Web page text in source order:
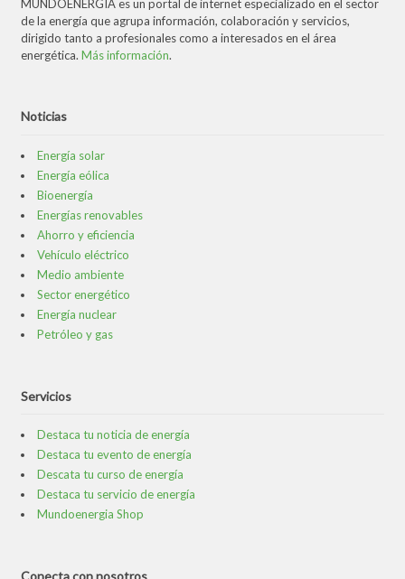
MUNDOENERGÍA es un portal de internet especializado en el sector
de la energía que agrupa información, colaboración y servicios,
dirigido tanto a profesionales como a interesados en el área
energética. Más información.
Noticias
Energía solar
Energía eólica
Bioenergía
Energías renovables
Ahorro y eficiencia
Vehículo eléctrico
Medio ambiente
Sector energético
Energía nuclear
Petróleo y gas
Servicios
Destaca tu noticia de energía
Destaca tu evento de energía
Descata tu curso de energía
Destaca tu servicio de energía
Mundoenergia Shop